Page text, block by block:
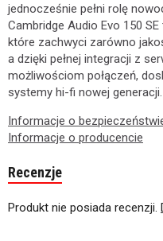
jednocześnie pełni rolę
Cambridge Audio Evo 150
które zachwyci zarówno
a dzięki pełnej integracji z
możliwościom połączeń,
systemy hi-fi nowej generacji.
Informacje o
Informacje o producencie
Recenzje
Produkt nie posiada recenzji.